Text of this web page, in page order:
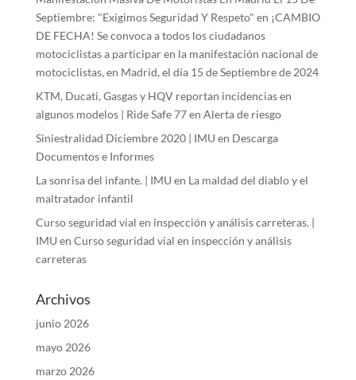
Septiembre: "Exigimos Seguridad Y Respeto" en ¡CAMBIO
DE FECHA! Se convoca a todos los ciudadanos
motociclistas a participar en la manifestación nacional de
motociclistas, en Madrid, el día 15 de Septiembre de 2024
KTM, Ducati, Gasgas y HQV reportan incidencias en
algunos modelos | Ride Safe 77en Alerta de riesgo
Siniestralidad Diciembre 2020 | IMU en Descarga
Documentos e Informes
La sonrisa del infante. | IMU en La maldad del diablo y el
maltratador infantil
Curso seguridad vial en inspección y análisis carreteras. |
IMU en Curso seguridad vial en inspección y análisis
carreteras
Archivos
junio 2026
mayo 2026
marzo 2026